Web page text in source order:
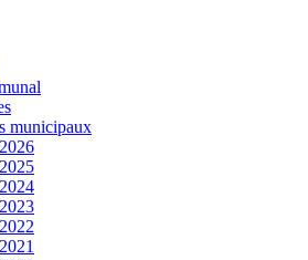
municipaux
2026
2025
2024
2023
2022
2021